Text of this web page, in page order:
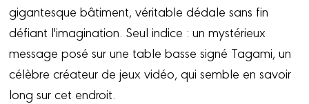
gigantesque bâtiment, véritable dédale sans fin
défiant l'imagination. Seul indice : un mystérieux
message posé sur une table basse signé Tagami, un
célèbre créateur de jeux vidéo, qui semble en savoir
long sur cet endroit.